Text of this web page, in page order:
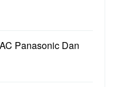
Panasonic Dan